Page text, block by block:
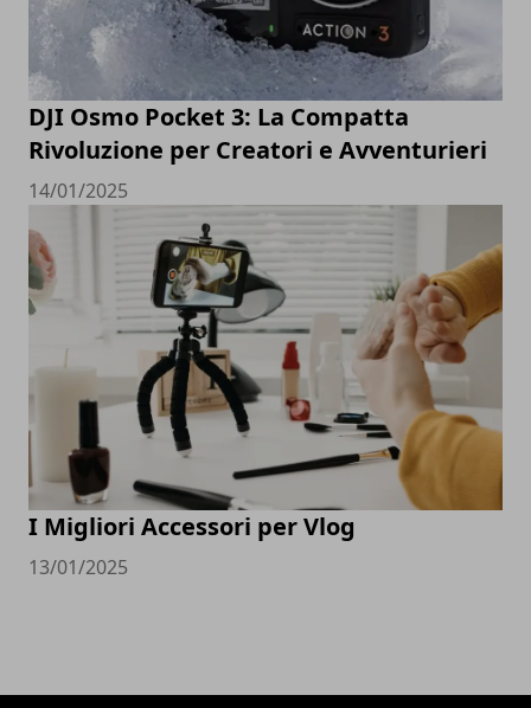
DJI Osmo Pocket 3: La Compatta
Rivoluzione per Creatori e Avventurieri
14/01/2025
I Migliori Accessori per Vlog
13/01/2025